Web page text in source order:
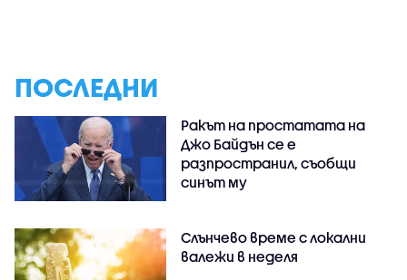
ПОСЛЕДНИ
Ракът на простатата на
Джо Байдън се е
разпространил, съобщи
синът му
Слънчево време с локални
валежи в неделя